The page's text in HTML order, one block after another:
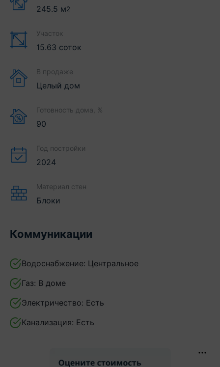
245.5 м2
Участок
15.63 соток
В продаже
Целый дом
Готовность дома, %
90
Год постройки
2024
Материал стен
Блоки
Коммуникации
Водоснабжение: Центральное
Газ: В доме
Электричество: Есть
Канализация: Есть